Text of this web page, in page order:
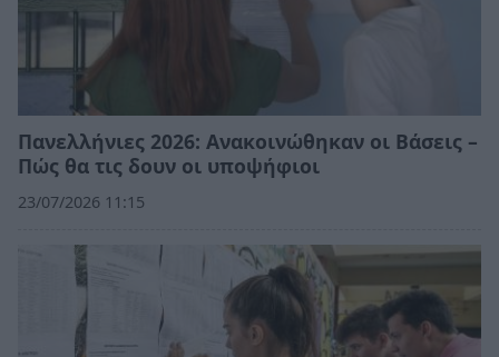
Πανελλήνιες 2026: Ανακοινώθηκαν οι Βάσεις –
Πώς θα τις δουν οι υποψήφιοι
23/07/2026 11:15